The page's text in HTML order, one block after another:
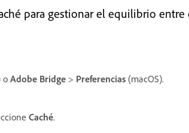
para gestionar el equilibrio
oAdobe Bridge > Preferencias (macOS).
Caché.